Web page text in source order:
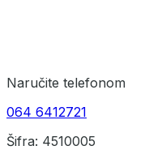
Naručite telefonom
064 6412721
Šifra: 4510005